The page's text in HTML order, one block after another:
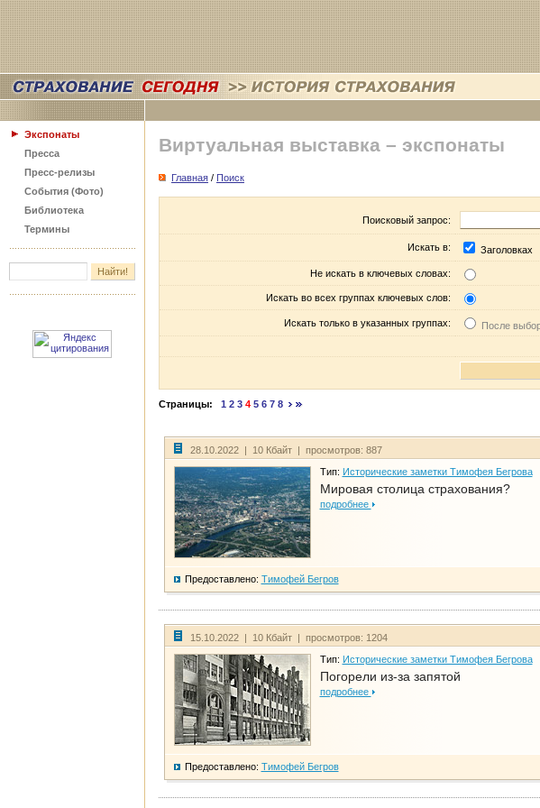
Экспонаты
Пресса
Пресс-релизы
События (Фото)
Библиотека
Термины
Виртуальная выставка – экспонаты
Главная / Поиск
Поисковый запрос:
Искать в: Заголовках
Не искать в ключевых словах:
Искать во всех группах ключевых слов:
Искать только в указанных группах: После
Страницы: 1 2 3 4 5 6 7 8
28.10.2022 | 10 Кбайт | просмотров: 887
Тип: Исторические заметки Тимофея Бегрова
Мировая столица страхования?
подробнее
Предоставлено: Тимофей Бегров
15.10.2022 | 10 Кбайт | просмотров: 1204
Тип: Исторические заметки Тимофея Бегрова
Погорели из-за запятой
подробнее
Предоставлено: Тимофей Бегров